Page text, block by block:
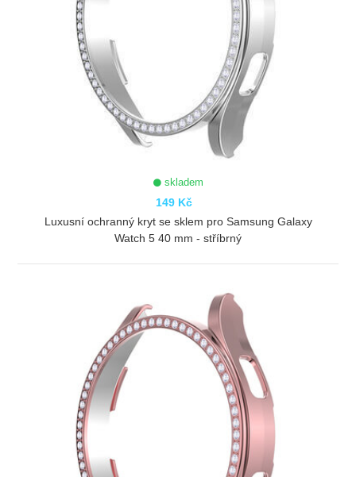
skladem
149 Kč
Luxusní ochranný kryt se sklem pro Samsung Galaxy
Watch 5 40 mm - stříbrný